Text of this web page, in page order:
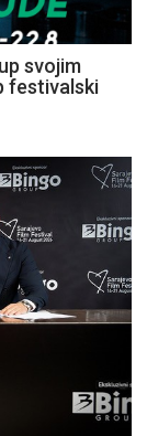
svojim
festivalski